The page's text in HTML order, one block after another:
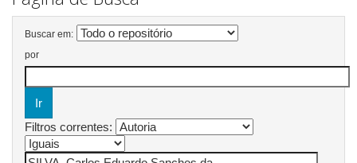
Buscar em:
por
Filtros correntes: